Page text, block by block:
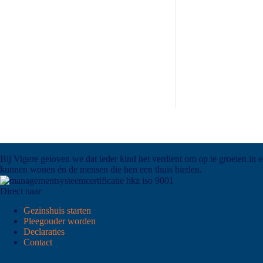
Bij Vigere geloven we dat ieder kind het verdient om op te groeien in
kunnen wonen én de mensen die hen een thuis bieden.
Direct naar
Gezinshuis starten
Pleegouder worden
Declaraties
Contact